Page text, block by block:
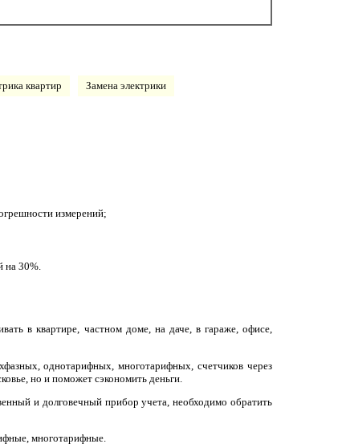
квартир Замена электрики
измерений;
на 30%.
в квартире, частном доме, на даче, в гараже, офисе,
однотарифных, многотарифных, счетчиков через
но и поможет сэкономить деньги.
и долговечный прибор учета, необходимо обратить
многотарифные.